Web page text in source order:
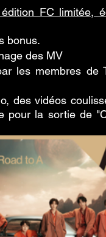
FC limitée,
bonus.
des MV
les membres de
des vidéos
pour la sortie de